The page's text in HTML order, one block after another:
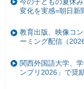
変化を実感=朝日新
教育出版、映像コ
ーミング配信（
関西外国語大学、
ンプリ2026」で奨